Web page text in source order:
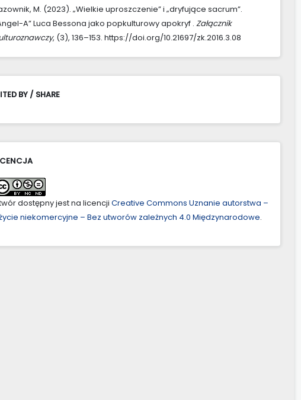
M. (2023). „Wielkie uproszczenie” i „dryfujące sacrum”.
A” Luca Bessona jako popkulturowy apokryf . Załącznik
, (3), 136–153. https://doi.org/10.21697/zk.2016.3.08
BY / SHARE
dostępny jest na licencji Creative Commons Uznanie autorstwa –
niekomercyjne – Bez utworów zależnych 4.0 Międzynarodowe.